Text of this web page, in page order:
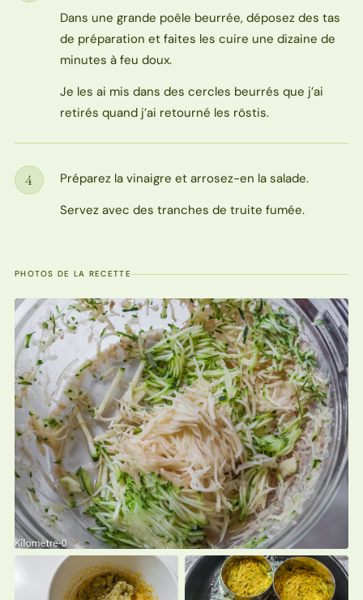
Dans une grande poêle beurrée, déposez des tas
de préparation et faites les cuire une dizaine de
minutes à feu doux.
Je les ai mis dans des cercles beurrés que j’ai
retirés quand j’ai retourné les röstis.
Étape
4
Préparez la vinaigre et arrosez-en la salade.
Servez avec des tranches de truite fumée.
PHOTOS DE LA RECETTE